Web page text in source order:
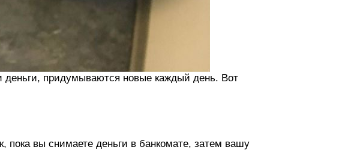
придумываются новые каждый день. Вот
вы снимаете деньги в банкомате, затем вашу